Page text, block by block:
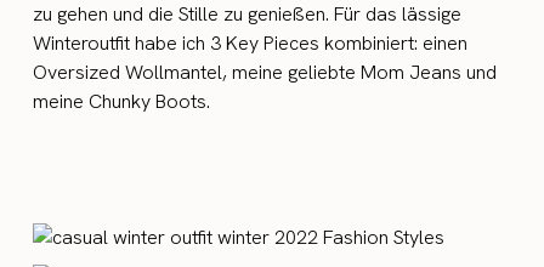
zu gehen und die Stille zu genießen. Für das lässige
Winteroutfit habe ich 3 Key Pieces kombiniert: einen
Oversized Wollmantel, meine geliebte Mom Jeans und
meine Chunky Boots.